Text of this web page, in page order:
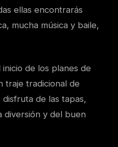
ellas encontrarás
mucha música y baile,
de los planes de
traje tradicional de
de las tapas,
diversión y del buen